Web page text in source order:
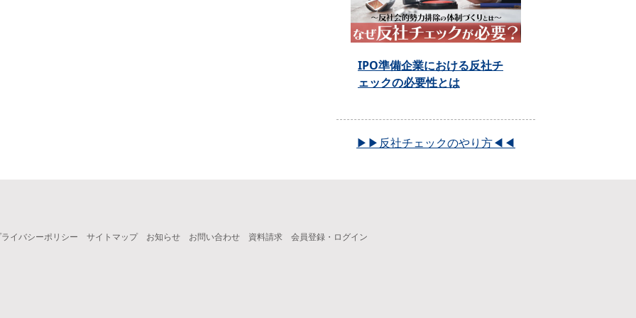
IPO準備企業における反社チ
ェックの必要性とは
▶▶反社チェックのやり方◀◀
イバシーポリシー サイトマップ お知らせ お問い合わせ 資料請求 会員登録・ログイン